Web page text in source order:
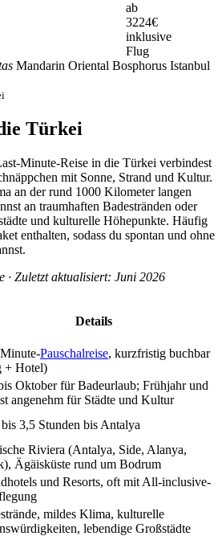
ab
3224€
inklusive
Flug
Mandarin Oriental Bosphorus Istanbul
Türkei
Minute-Reise in die Türkei verbindest
mit Sonne, Strand und Kultur.
an der rund 1000 Kilometer langen
an traumhaften Badestränden oder
und kulturelle Höhepunkte. Häufig
enthalten, sodass du spontan und ohne
· Zuletzt aktualisiert: Juni 2026
Details
Pauschalreise, kurzfristig buchbar
+ Hotel)
Oktober für Badeurlaub; Frühjahr und
angenehm für Städte und Kultur
3,5 Stunden bis Antalya
Riviera (Antalya, Side, Alanya,
Ägäisküste rund um Bodrum
und Resorts, oft mit All-inclusive-
mildes Klima, kulturelle
lebendige Großstädte